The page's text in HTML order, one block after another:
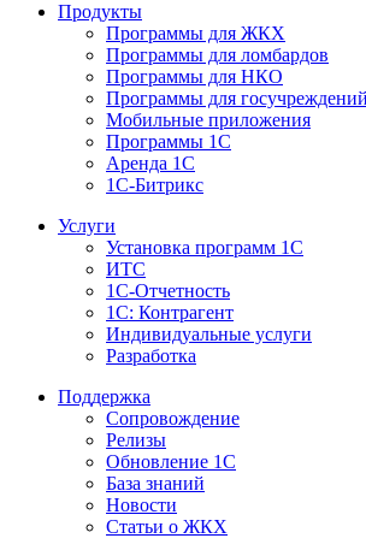
Продукты
Программы для ЖКХ
Программы для ломбардов
Программы для НКО
Программы для госучреждений
Мобильные приложения
Программы 1С
Аренда 1С
1С-Битрикс
Услуги
Установка программ 1С
ИТС
1С-Отчетность
1С: Контрагент
Индивидуальные услуги
Разработка
Поддержка
Сопровождение
Релизы
Обновление 1С
База знаний
Новости
Статьи о ЖКХ